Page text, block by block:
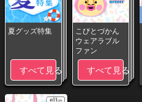
夏グッズ特集
すべて見る
こびとづかん
ウェアラブル
ファン
すべて見る